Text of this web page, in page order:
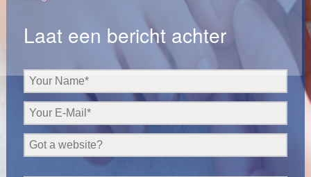
Laat een bericht achter